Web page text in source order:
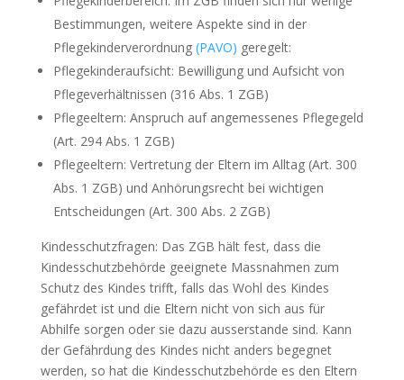
Bestimmungen, weitere Aspekte sind in der
Pflegekinderverordnung (PAVO) geregelt:
Pflegekinderaufsicht: Bewilligung und Aufsicht von
Pflegeverhältnissen (316 Abs. 1 ZGB)
Pflegeeltern: Anspruch auf angemessenes Pflegegeld
(Art. 294 Abs. 1 ZGB)
Pflegeeltern: Vertretung der Eltern im Alltag (Art. 300
Abs. 1 ZGB) und Anhörungsrecht bei wichtigen
Entscheidungen (Art. 300 Abs. 2 ZGB)
Kindesschutzfragen: Das ZGB hält fest, dass die
Kindesschutzbehörde geeignete Massnahmen zum
Schutz des Kindes trifft, falls das Wohl des Kindes
gefährdet ist und die Eltern nicht von sich aus für
Abhilfe sorgen oder sie dazu ausserstande sind. Kann
der Gefährdung des Kindes nicht anders begegnet
werden, so hat die Kindesschutzbehörde es den Eltern